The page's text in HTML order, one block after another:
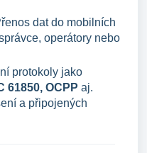
dat do mobilních
operátory nebo
protokoly jako
61850, OCPP aj.
a připojených